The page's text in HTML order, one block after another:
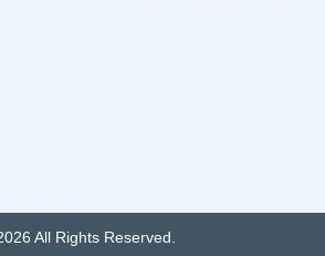
All Rights Reserved.